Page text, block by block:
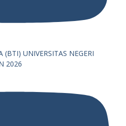
UNIVERSITAS NEGERI
2026